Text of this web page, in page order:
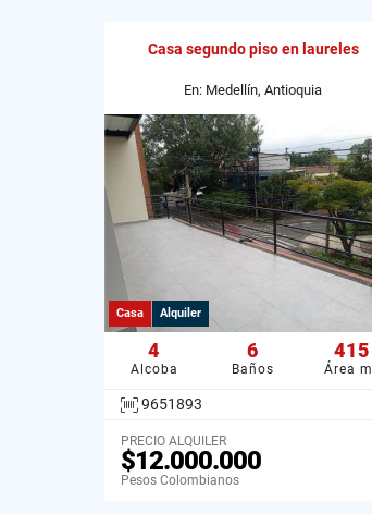
Casa segundo piso en laureles
En: Medellín, Antioquia
Casa Alquiler
4
Alcoba
6
Baños
415
Área m
9651893
PRECIO ALQUILER
$12.000.000
Pesos Colombianos